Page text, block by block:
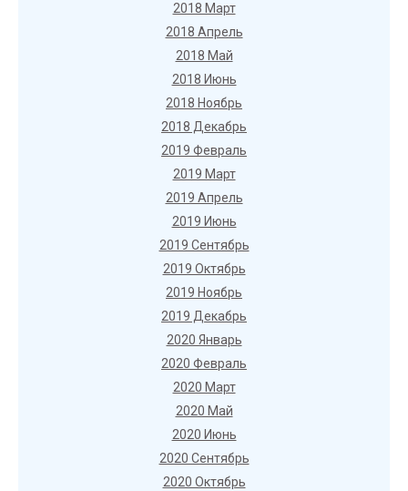
2018 Март
2018 Апрель
2018 Май
2018 Июнь
2018 Ноябрь
2018 Декабрь
2019 Февраль
2019 Март
2019 Апрель
2019 Июнь
2019 Сентябрь
2019 Октябрь
2019 Ноябрь
2019 Декабрь
2020 Январь
2020 Февраль
2020 Март
2020 Май
2020 Июнь
2020 Сентябрь
2020 Октябрь